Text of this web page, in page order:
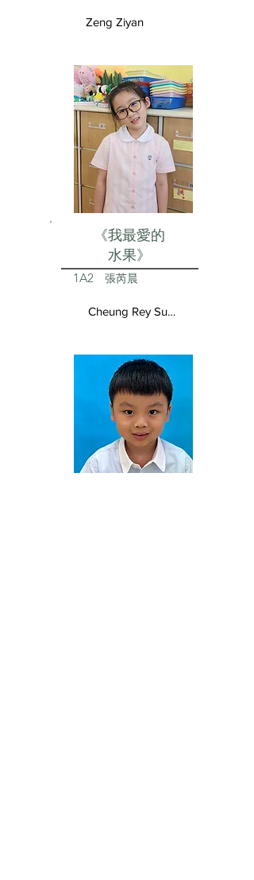
Zeng Ziyan
《我最愛的
水果》
1A2 張芮晨
Cheung Rey Sun Vivienne